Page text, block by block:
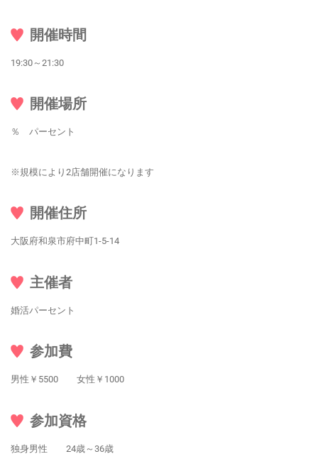
開催時間
19:30～21:30
開催場所
％ パーセント
※規模により2店舗開催になります
開催住所
大阪府和泉市府中町1-5-14
主催者
婚活パーセント
参加費
男性￥5500 女性￥1000
参加資格
独身男性 24歳～36歳